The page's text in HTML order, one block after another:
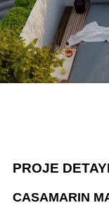
PROJE
CASAMARIN